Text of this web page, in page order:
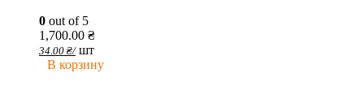
0 out of 5
1,700.00 ₴
34.00 ₴/ шт
В корзину